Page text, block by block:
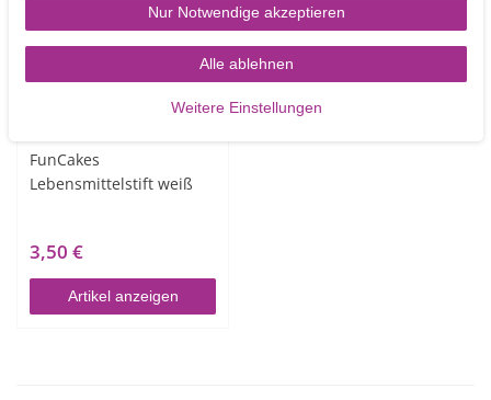
FunCakes
Lebensmittelstift weiß
3,50 €
Artikel anzeigen
Nur Notwendige akzeptieren
Alle ablehnen
Weitere Einstellungen